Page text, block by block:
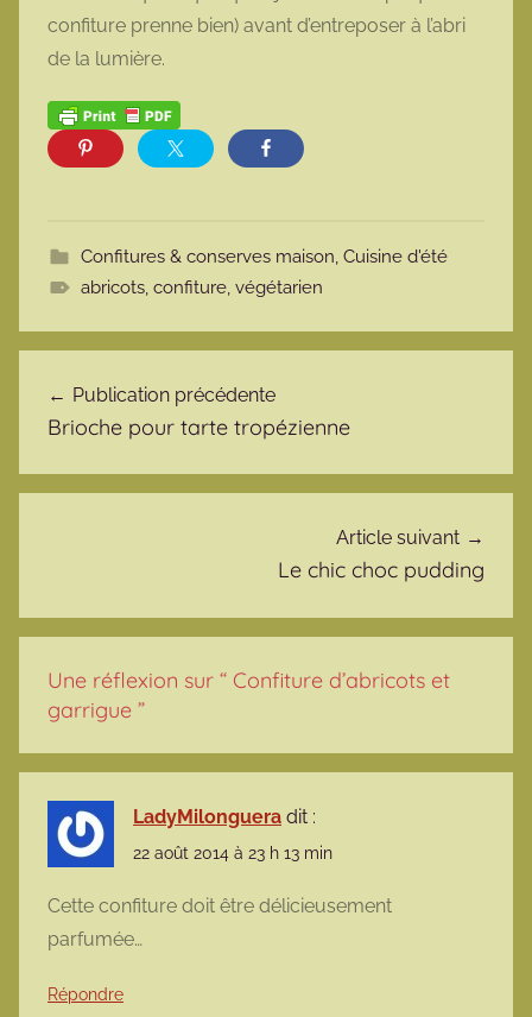
confiture prenne bien) avant d’entreposer à l’abri
de la lumière.
Confitures & conserves maison, Cuisine d'été
abricots, confiture, végétarien
Publication précédente
Brioche pour tarte tropézienne
Article suivant
Le chic choc pudding
Une réflexion sur “ Confiture d’abricots et
garrigue ”
LadyMilonguera dit :
22 août 2014 à 23 h 13 min
Cette confiture doit être délicieusement
parfumée…
Répondre